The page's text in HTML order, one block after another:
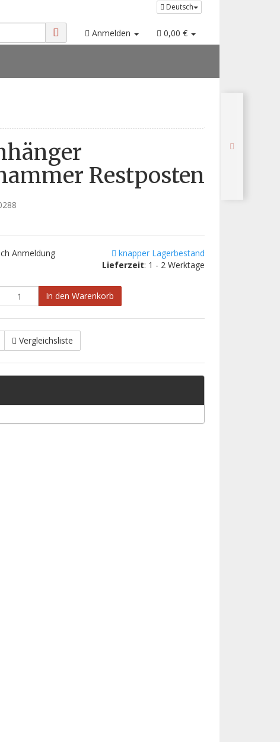
Deutsch
Anmelden 0,00 €
Restposten
Anmeldung
knapper Lagerbestand
Lieferzeit: 1 - 2 Werktage
In den Warenkorb
Vergleichsliste